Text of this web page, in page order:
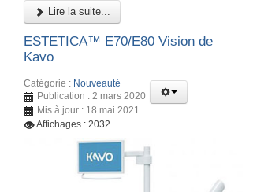
Lire la suite...
ESTETICA™️ E70/E80 Vision de
Kavo
Catégorie : Nouveauté
Publication : 2 mars 2020
Mis à jour : 18 mai 2021
Affichages : 2032